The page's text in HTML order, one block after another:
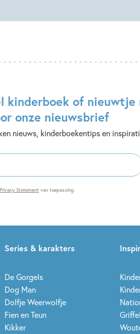
kinderboek of nieuwtje
onze nieuwsbrief
nieuws, kinderboekentips en
Statement van toepassing.
Series & karakters
De Gorgels
Dog Man
Dolfje Weerwolfje
Fien en Teun
Kikker